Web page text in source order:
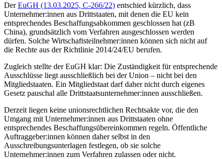
DerEuGH (13.03.2025, C-266/22) entschied kürzlich, dass
Unternehmer:innen aus Drittstaaten, mit denen die EU kein
entsprechendes Beschaffungsabkommen geschlossen hat (zB
China), grundsätzlich vom Verfahren ausgeschlossen werden
dürfen. Solche Wirtschaftsteilnehmer:innen können sich nicht auf
die Rechte aus der Richtlinie 2014/24/EU berufen.
Zugleich stellte der EuGH klar: Die Zuständigkeit für entsprechende
Ausschlüsse liegt ausschließlich bei der Union – nicht bei den
Mitgliedstaaten. Ein Mitgliedstaat darf daher nicht durch eigenes
Gesetz pauschal alle Drittstaatsunternehmer:innen ausschließen.
Derzeit liegen keine unionsrechtlichen Rechtsakte vor, die den
Umgang mit Unternehmer:innen aus Drittstaaten ohne
entsprechendes Beschaffungsübereinkommen regeln. Öffentliche
Auftraggeber:innen können daher selbst in den
Ausschreibungsunterlagen festlegen, ob sie solche
Unternehmer:innen zum Verfahren zulassen oder nicht.